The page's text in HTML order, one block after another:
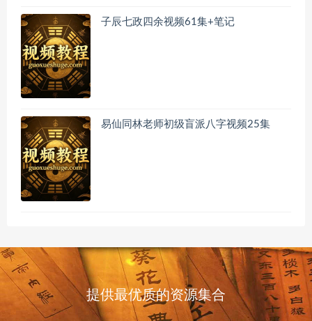
子辰七政四余视频61集+笔记
易仙同林老师初级盲派八字视频25集
提供最优质的资源集合